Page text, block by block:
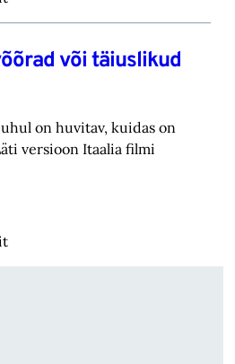
või täiuslikud
on huvitav, kuidas on
versioon Itaalia filmi